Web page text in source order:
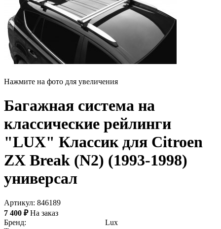
Нажмите на фото для увеличения
Багажная система на
классические рейлинги
"LUX" Классик для Citroen
ZX Break (N2) (1993-1998)
универсал
Артикул: 846189
7 400 ₽ На заказ
Бренд:
Lux